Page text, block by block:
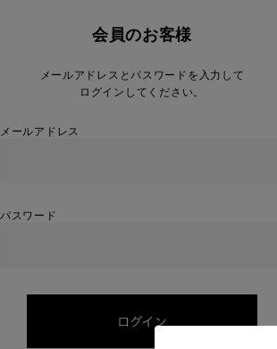
会員のお客様
メールアドレスとパスワードを入力して
ログインしてください。
メールアドレス
パスワード